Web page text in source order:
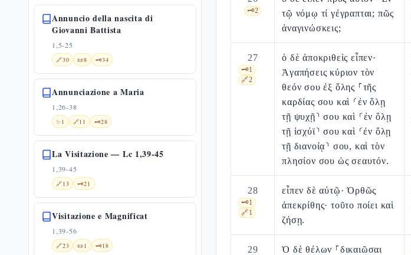
Annuncio della nascita di
Giovanni Battista
1,5-25
🔗30 📜8 🗝️34
Annunciazione a Maria
1,26-38
✨1 🔗11 🗝️28
La Visitazione — Lc 1,39-45
1,39-45
🔗13 🗝️21
Visitazione e Magnificat
1,39-56
🔗23 📜1 🗝️18
🗝️2
τῷ νόμῳ τί γέγραπται; πῶς
ἀναγινώσκεις;
27
🗝️1
🔗2
ὁ δὲ ἀποκριθεὶς εἶπεν·
Ἀγαπήσεις κύριον τὸν
θεόν σου ἐξ ὅλης ⸀τῆς
καρδίας σου καὶ ⸂ἐν ὅλῃ
τῇ ψυχῇ⸃ σου καὶ ⸂ἐν ὅλῃ
τῇ ἰσχύϊ⸃ σου καὶ ⸂ἐν ὅλῃ
τῇ διανοίᾳ⸃ σου, καὶ τὸν
πλησίον σου ὡς σεαυτόν.
28
🗝️1
🔗1
εἶπεν δὲ αὐτῷ· Ὀρθῶς
ἀπεκρίθης· τοῦτο ποίει καὶ
ζήσῃ.
29
Ὁ δὲ θέλων ⸀δικαιῶσαι